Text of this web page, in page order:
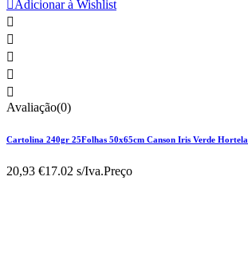
Adicionar à Wishlist





Avaliação(0)
Cartolina 240gr 25Folhas 50x65cm Canson Iris Verde Hortela
20,93 €17.02 s/Iva.Preço